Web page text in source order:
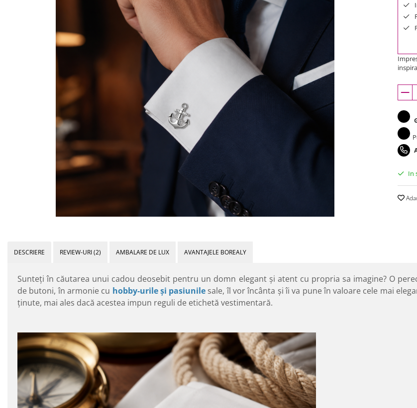
Cele mai votate
100 Lei - 200 Lei
200 Lei - 300 Lei
300 Lei - 500 Lei
500 Lei - 1000 Lei
In
DESCRIERE REVIEW-URI(2) AMBALARE DE LUX AVANTAJELE BOREALY
Sunteţi în căutarea unui cadou deosebit pentru un domn elegant şi atent cu propria sa imagine? O
de butoni, în armonie cu hobby-urile şi pasiunile sale, îl vor încânta şi îi va pune în valoare cele mai
ţinute, mai ales dacă acestea impun reguli de etichetă vestimentară.